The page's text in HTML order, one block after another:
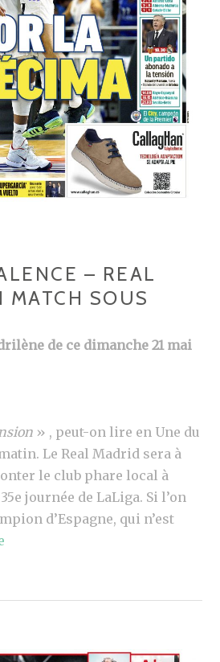
– REAL
MATCH SOUS
de ce dimanche 21 mai
» , peut-on lire en Une du
Le Real Madrid sera à
le club phare local à
journée de LaLiga. Si l’on
d’Espagne, qui n’est